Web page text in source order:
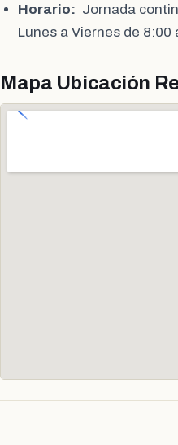
Horario: Jornada
Lunes a Viernes de 8:00
Mapa Ubicación